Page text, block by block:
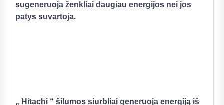
sugeneruoja ženkliai daugiau energijos nei jos
patys suvartoja.
„ Hitachi “ šilumos siurbliai generuoja energiją iš